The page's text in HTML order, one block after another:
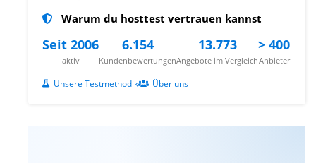
Warum du hosttest vertrauen kannst
Seit 2006
aktiv
6.154
Kundenbewertungen
13.773
Angebote im Vergleich
> 400
Anbieter
Unsere Testmethodik Über uns